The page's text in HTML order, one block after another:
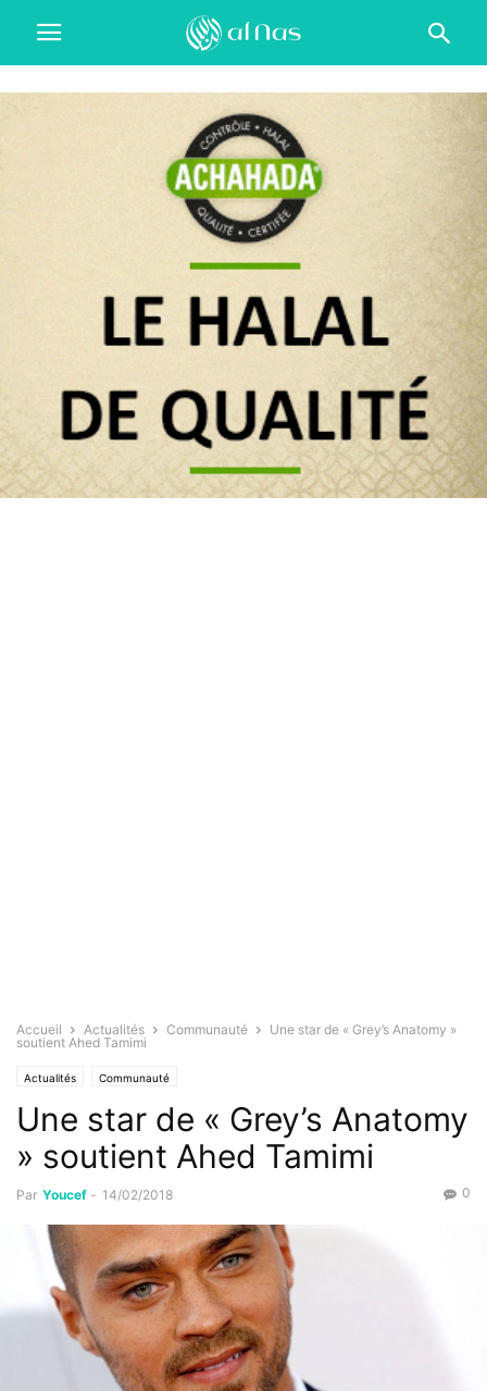
Accueil Actualités Communauté
Une star de « Grey’s Anatomy »
soutient Ahed Tamimi
Actualités Communauté
Une star de « Grey’s Anatomy
» soutient Ahed Tamimi
Par Youcef - 14/02/2018 0